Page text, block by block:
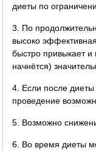
диеты по
3. По
высоко
быстро привыкает
начнётся)
4. Если после
проведение
5. Возможно
6. Во время диеты